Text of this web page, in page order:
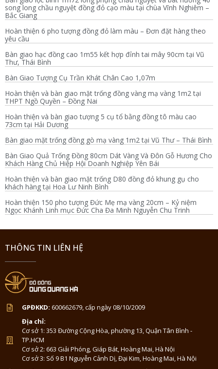
song long chầu nguyệt đồng đỏ cạo màu tại chùa Vĩnh Nghiêm –
Bắc Giang
Hoàn thiện 6 pho tượng đồng đỏ làm màu – Đơn đặt hàng theo
yêu cầu
Bàn giao hạc đồng cao 1m55 kết hợp đỉnh tai mây 90cm tại Vũ
Thư, Thái Bình
Bàn Giao Tượng Cụ Trần Khát Chân Cao 1,07m
Hoàn thiện và bàn giao mặt trống đồng vàng mạ vàng 1m2 tại
THPT Ngồ Quyền – Đồng Nai
Hoàn thiện và bàn giao tượng 5 cụ tổ bằng đồng tô màu cao
73cm tại Hải Dương
Bàn giao mặt trống đồng gò mạ vàng 1m2 tại Vũ Thư – Thái Bình
Bàn Giao Quả Trống Đồng 80cm Dát Vàng Và Đôn Gỗ Hương Cho
Khách Hàng Chủ Hiệp Hội Doanh Nghiệp Yên Bái
Hoàn thiện và bàn giao mặt trống D80 đồng đỏ khung gụ cho
khách hàng tại Hoa Lư Ninh Bình
Hoàn thiện 150 pho tượng Đức Mẹ mạ vàng 20cm – Kỷ niệm
Ngọc Khánh Linh mục Đức Cha Đa Minh Nguyễn Chu Trinh
THÔNG TIN LIÊN HỆ
GPĐKKD: 600662679, cấp ngày 08/10/2009
Địa chỉ:
Cơ sở 1: 353 Đường Cộng Hòa, phường 13, Quận Tân Bình -
TP.HCM
Cơ sở 2: 663 Giải Phóng, Giáp Bát, Hoàng Mai, Hà Nội
Cơ sở 3: Số 9 B1 Nguyễn Cảnh Dị, Đại Kim, Hoàng Mai, Hà Nội